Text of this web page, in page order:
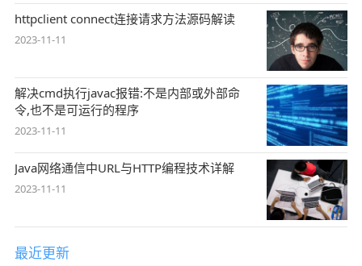
httpclient connect连接请求方法源码解读
2023-11-11
解决cmd执行javac报错:不是内部或外部命
令,也不是可运行的程序
2023-11-11
Java网络通信中URL与HTTP编程技术详解
2023-11-11
最近更新